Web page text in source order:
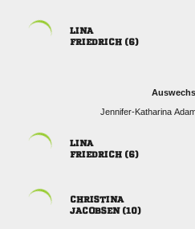

 


 

 